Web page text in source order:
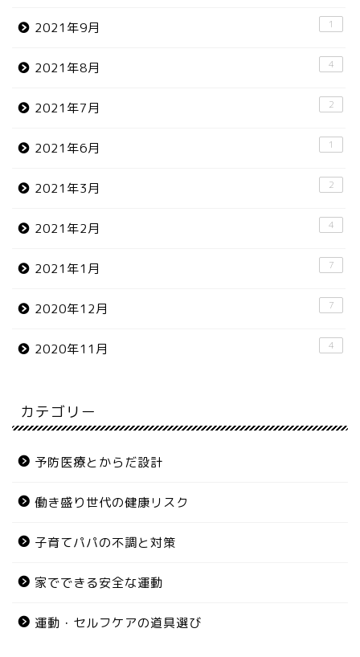
2021年9月 1
2021年8月 4
2021年7月 2
2021年6月 1
2021年3月 2
2021年2月 4
2021年1月 7
2020年12月 7
2020年11月 4
カテゴリー
予防医療とからだ設計
働き盛り世代の健康リスク
子育てパパの不調と対策
家でできる安全な運動
運動・セルフケアの道具選び